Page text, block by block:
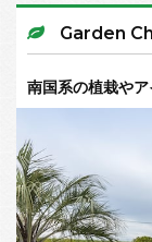
Garden
南国系の植栽や